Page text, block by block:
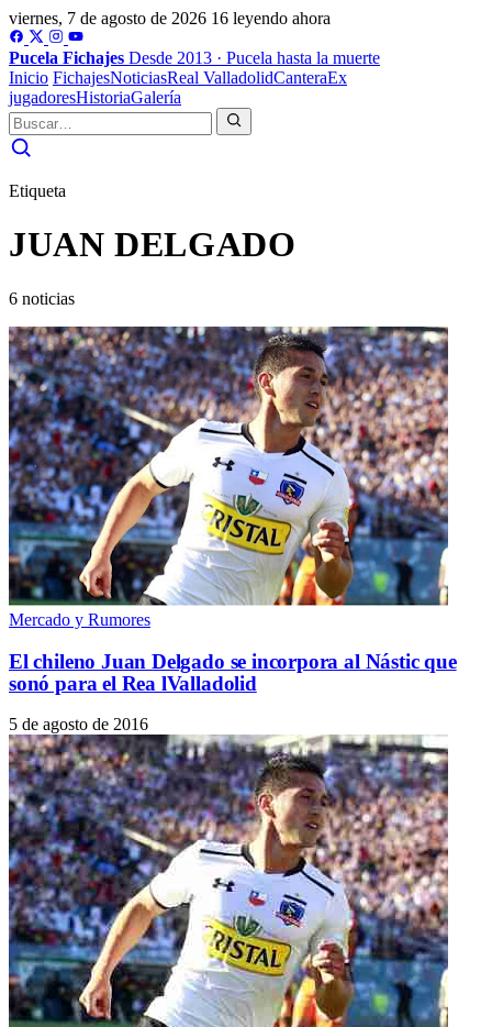
viernes, 7 de agosto de 2026 16 leyendo ahora
Pucela Fichajes Desde 2013 · Pucela hasta la muerte
Inicio FichajesNoticiasReal ValladolidCanteraEx
jugadoresHistoriaGalería
Etiqueta
JUAN DELGADO
6 noticias
Mercado y Rumores
El chileno Juan Delgado se incorpora al Nástic que
sonó para el Rea lValladolid
5 de agosto de 2016